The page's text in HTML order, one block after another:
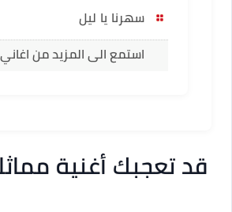
سهرنا يا ليل
استمع الى المزيد من اغاني
قد تعجبك أغنية